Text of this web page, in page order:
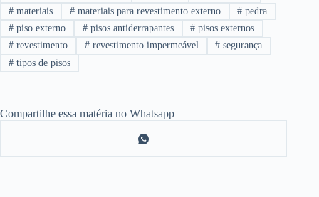
#materiais #materiais para revestimento externo # pedra
#piso externo #pisos antiderrapantes # pisos externos
#revestimento #revestimento impermeável # segurança
#tipos de pisos
Compartilhe essa matéria no Whatsapp